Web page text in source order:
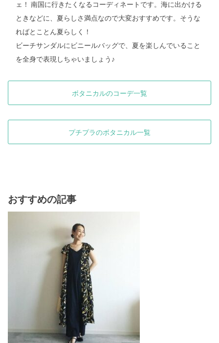
ェ！ 南国に行きたくなるコーディネートです。海に出かける
ときなどに、夏らしさ満点なので大変おすすめです。そうな
ればとことん夏らしく！
ビーチサンダルにビニールバッグで、夏を楽しんでいること
を全身で表現しちゃいましょう♪
ボタニカルのコーデ一覧
プチプラのボタニカル一覧
おすすめの記事